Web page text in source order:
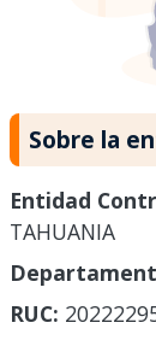
Sobre la
Entidad
TAHUANIA
RUC: